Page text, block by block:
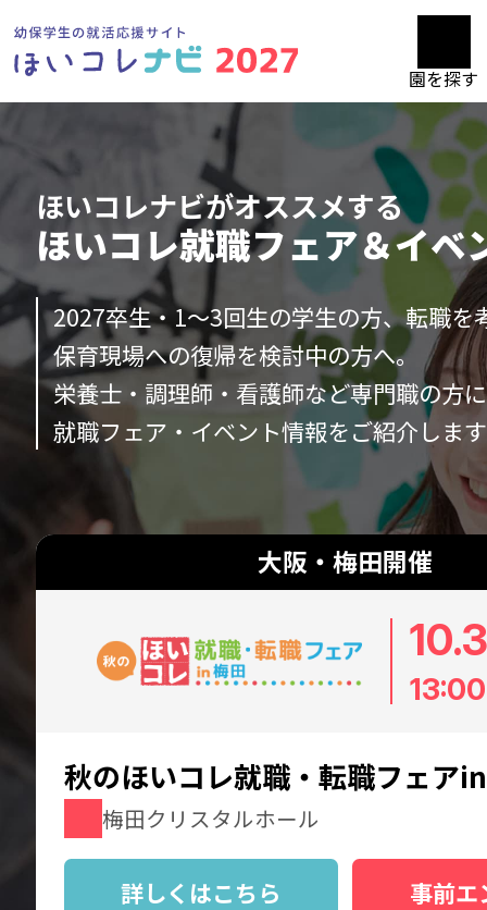
園を探す
ほいコレナビがオススメする
ほいコレ就職フェア＆イベ
2027卒生・1～3回生の学生の方、転職を
保育現場への復帰を検討中の方へ。
栄養士・調理師・看護師など専門職の方
就職フェア・イベント情報をご紹介しま
大阪・梅田開催
秋のほいコレ就職・転職フェア
梅田クリスタルホール
詳しくはこちら 事前エ